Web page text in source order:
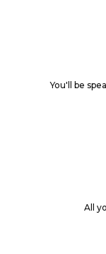
You'll be
All